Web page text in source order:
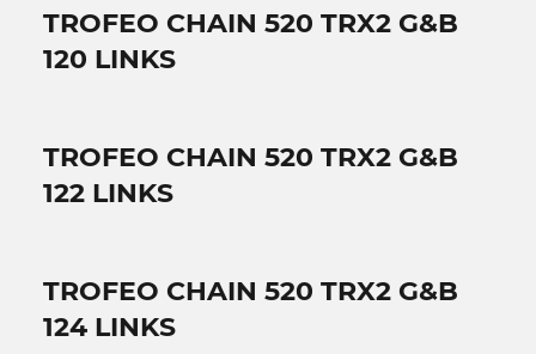
TROFEO CHAIN 520 TRX2 G&B
120 LINKS
TROFEO CHAIN 520 TRX2 G&B
122 LINKS
TROFEO CHAIN 520 TRX2 G&B
124 LINKS